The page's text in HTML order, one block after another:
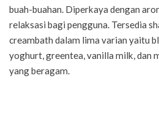
buah-buahan. Diperkaya dengan
relaksasi bagi pengguna. Tersedia
creambath dalam lima varian yaitu
yoghurt, greentea, vanilla milk, dan
yang beragam.